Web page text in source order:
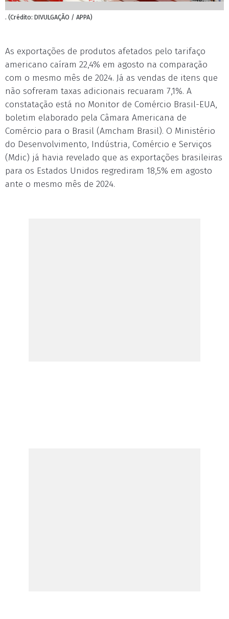
. (Crédito: DIVULGAÇÃO / APPA)
As exportações de produtos afetados pelo tarifaço
americano caíram 22,4% em agosto na comparação
com o mesmo mês de 2024. Já as vendas de itens que
não sofreram taxas adicionais recuaram 7,1%. A
constatação está no Monitor de Comércio Brasil-EUA,
boletim elaborado pela Câmara Americana de
Comércio para o Brasil (Amcham Brasil). O Ministério
do Desenvolvimento, Indústria, Comércio e Serviços
(Mdic) já havia revelado que as exportações brasileiras
para os Estados Unidos regrediram 18,5% em agosto
ante o mesmo mês de 2024.